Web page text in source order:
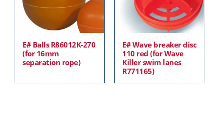
E# Balls R86012K-270
(for 16mm
separation rope)
E# Wave breaker disc
110 red (for Wave
Killer swim lanes
R771165)